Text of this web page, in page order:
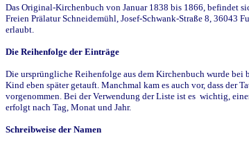
Das Original-Kirchenbuch von Januar 1838 bis 1866, befindet
Freien Prälatur Schneidemühl, Josef-Schwank-Straße 8, 36043
erlaubt.
Die Reihenfolge der Einträge
Die ursprüngliche Reihenfolge aus dem Kirchenbuch wurde bei
Kind eben später getauft. Manchmal kam es auch vor, dass der
vorgenommen. Bei der Verwendung der Liste ist es wichtig,
erfolgt nach Tag, Monat und Jahr.
Schreibweise der Namen